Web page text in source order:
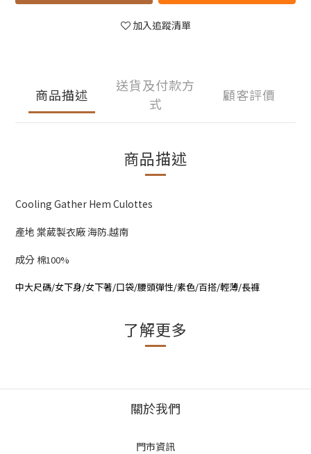
加入追蹤清單
商品描述
送貨及付款方
式
顧客評價
商品描述
Cooling Gather Hem Culottes
產地 棠葳製衣廠 海防.越南
成分 棉100%
中大尺碼/女下身/女下著/口袋/腰頭彈性/素色/百搭/輕薄/長褲
了解更多
關於我們
門市資訊